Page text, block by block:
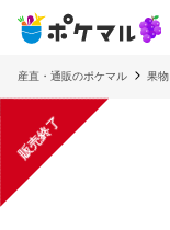
産直・通販のポケマル 果物
販売終了